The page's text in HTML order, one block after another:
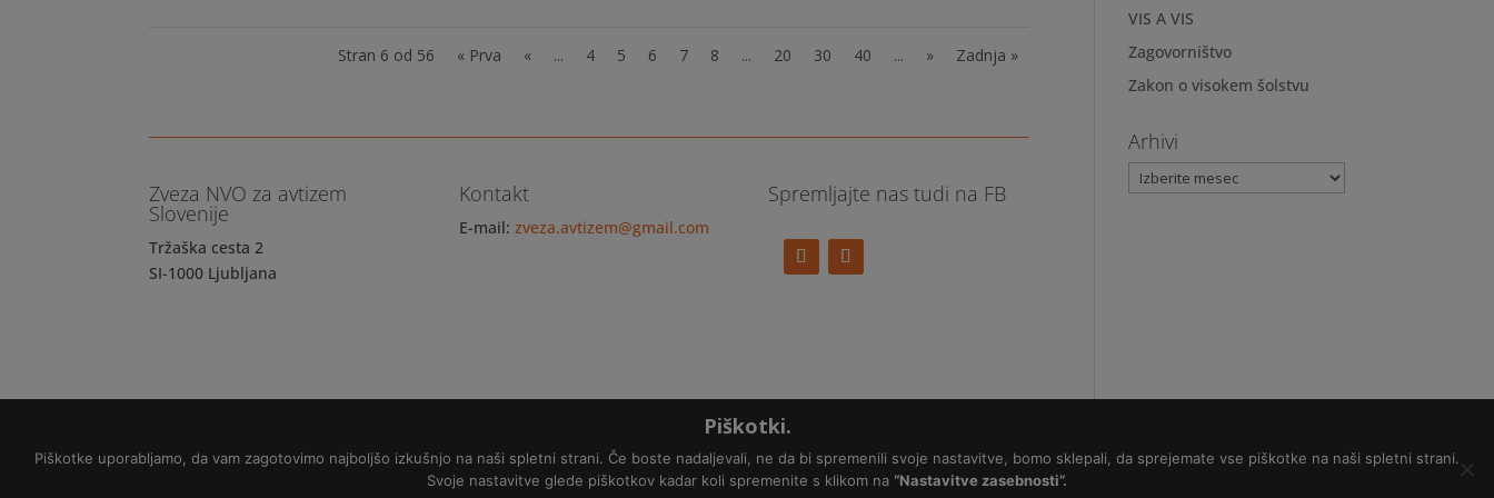
Stran 6 od 56 « Prva « ... 4 5 6 7 8 ... 20 30 40 ... » Zadnja »
Zveza NVO za avtizem
Slovenije
Tržaška cesta 2
SI-1000 Ljubljana
Kontakt
E-mail: zveza.avtizem@gmail.com
Spremljajte nas tudi na FB
VIS A VIS
Zagovorništvo
Zakon o visokem šolstvu
Arhivi
Arhivi
Politika varovanja osebnih podatkov
Copyright © 2018 Zveza NVO za avtizem Slovenije
Piškotki.
Piškotke uporabljamo, da vam zagotovimo najboljšo izkušnjo na naši spletni strani. Če boste nadaljevali, ne da bi spremenili svoje nastavitve, bomo sklepali, da sprejemate vse piškotke na naši spletni strani.
Svoje nastavitve glede piškotkov kadar koli spremenite s klikom na “Nastavitve zasebnosti”.